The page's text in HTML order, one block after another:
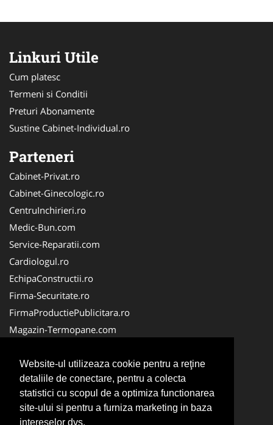
Website-ul utilizeaza cookie pentru a reţine
detaliile de conectare, pentru a colecta
statistici cu scopul de a optimiza functionarea
site-ului si pentru a furniza marketing in baza
intereselor dvs.
Linkuri Utile
Cum platesc
Termeni si Conditii
Preturi Abonamente
Sustine Cabinet-Individual.ro
Parteneri
Cabinet-Privat.ro
Cabinet-Ginecologic.ro
CentruInchirieri.ro
Medic-Bun.com
Service-Reparatii.com
Cardiologul.ro
EchipaConstructii.ro
Firma-Securitate.ro
FirmaProductiePublicitara.ro
Magazin-Termopane.com
CramaVinuri.ro
FirmaTractariAuto.ro
InstalatiiSolare.com
Pescaresc.ro